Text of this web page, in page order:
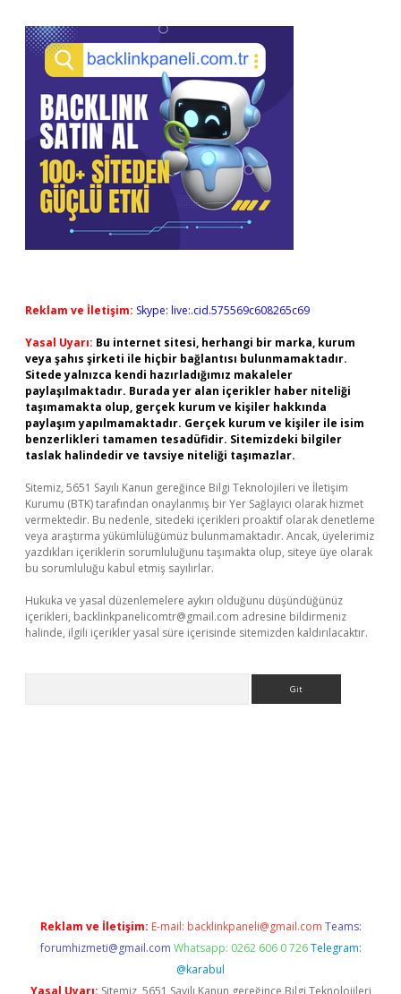
Reklam ve İletişim: Skype: live:.cid.575569c608265c69
Yasal Uyarı: Bu internet sitesi, herhangi bir marka, kurum
veya şahıs şirketi ile hiçbir bağlantısı bulunmamaktadır.
Sitede yalnızca kendi hazırladığımız makaleler
paylaşılmaktadır. Burada yer alan içerikler haber niteliği
taşımamakta olup, gerçek kurum ve kişiler hakkında
paylaşım yapılmamaktadır. Gerçek kurum ve kişiler ile isim
benzerlikleri tamamen tesadüfidir. Sitemizdeki bilgiler
taslak halindedir ve tavsiye niteliği taşımazlar.
Sitemiz, 5651 Sayılı Kanun gereğince Bilgi Teknolojileri ve İletişim
Kurumu (BTK) tarafından onaylanmış bir Yer Sağlayıcı olarak hizmet
vermektedir. Bu nedenle, sitedeki içerikleri proaktif olarak denetleme
veya araştırma yükümlülüğümüz bulunmamaktadır. Ancak, üyelerimiz
yazdıkları içeriklerin sorumluluğunu taşımakta olup, siteye üye olarak
bu sorumluluğu kabul etmiş sayılırlar.
Hukuka ve yasal düzenlemelere aykırı olduğunu düşündüğünüz
içerikleri, backlinkpanelicomtr@gmail.com adresine bildirmeniz
halinde, ilgili içerikler yasal süre içerisinde sitemizden kaldırılacaktır.
Reklam ve İletişim: E-mail: backlinkpaneli@gmail.com Teams:
forumhizmeti@gmail.com Whatsapp: 0262 606 0 726 Telegram:
@karabul
Yasal Uyarı: Sitemiz, 5651 Sayılı Kanun gereğince Bilgi Teknolojileri